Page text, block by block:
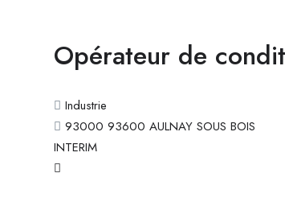
Opérateur de
Industrie
93000 93600 AULNAY SOUS BOIS
INTERIM